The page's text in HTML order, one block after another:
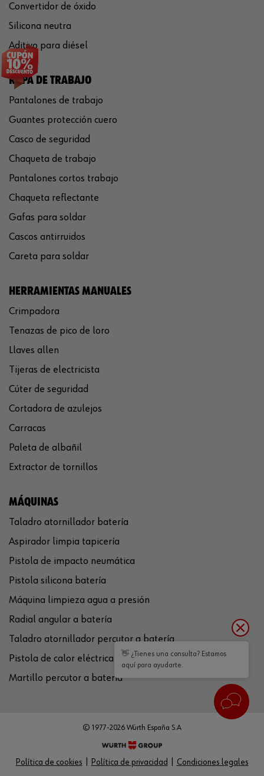
Convertidor de óxido
Silicona neutra
Aditivo para diésel
ROPA DE TRABAJO
Pantalones de trabajo
Guantes protección cuero
Casco de seguridad
Chaqueta de trabajo
Pantalones cortos trabajo
Chaqueta reflectante
Gafas para soldar
Cascos antirruidos
Careta para soldar
HERRAMIENTAS MANUALES
Crimpadora
Tenazas de pico de loro
Llaves allen
Tijeras de electricista
Cúter de seguridad
Cortadora de azulejos
Carracas
Paleta de albañil
Extractor de tornillos
MÁQUINAS
Taladro atornillador batería
Aspirador limpia tapicería
Pistola de impacto neumática
Pistola silicona batería
Máquina limpieza agua a presión
Radial angular a batería
Taladro atornillador percutor a batería
Pistola de calor eléctrica
Martillo percutor a batería
Política de cookies Política de privacidad Condiciones legales
© 1977-2026 Würth España S.A
👋 ¿Tienes una consulta? Estamos
aquí para ayudarte.